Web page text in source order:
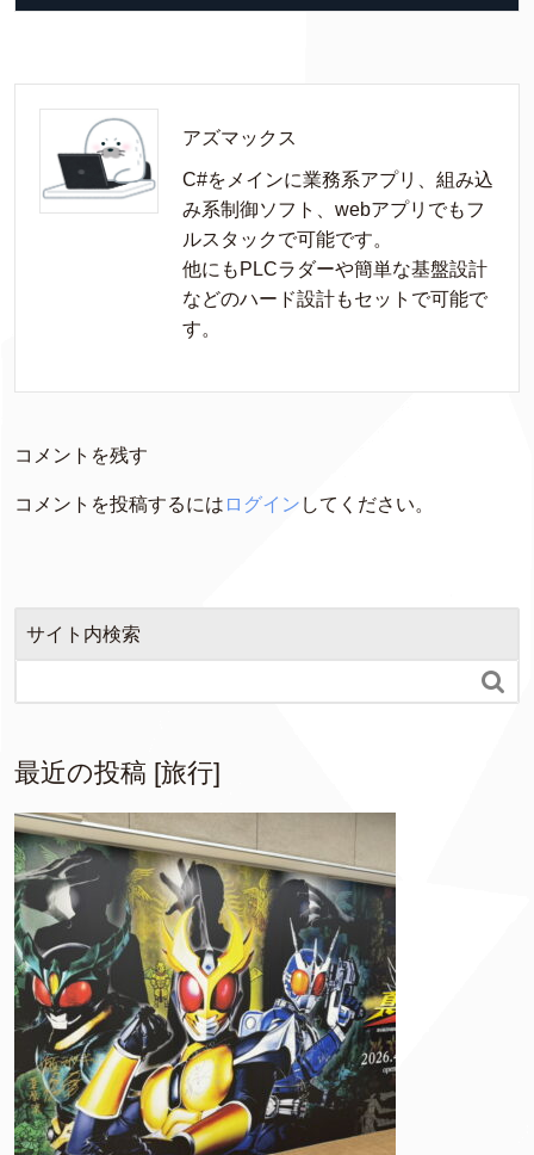
アズマックス
C#をメインに業務系アプリ、組み込
み系制御ソフト、webアプリでもフ
ルスタックで可能です。
他にもPLCラダーや簡単な基盤設計
などのハード設計もセットで可能で
す。
コメントを残す
コメントを投稿するには ログイン してください。
サイト内検索

最近の投稿 [旅行]